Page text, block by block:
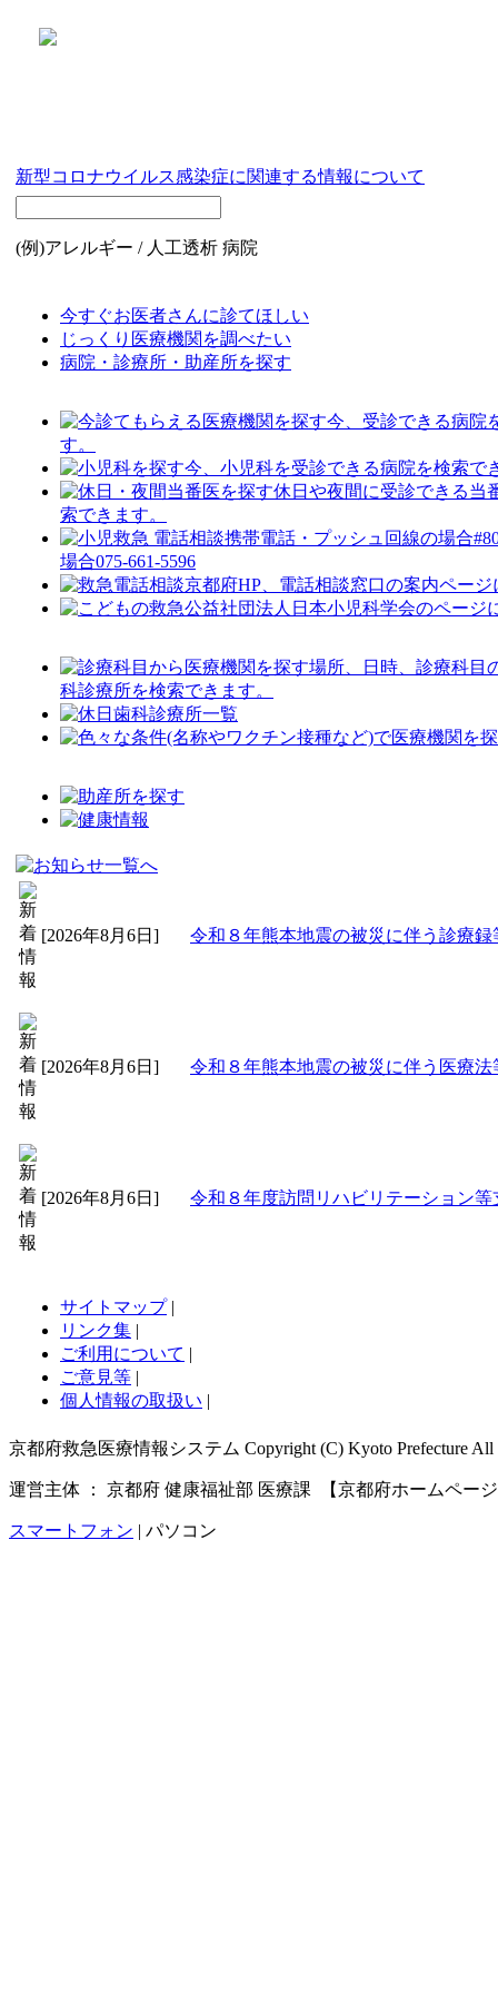
新型コロナウイルス感染症に関連する情報について
(例)アレルギー / 人工透析 病院
今すぐお医者さんに診てほしい
じっくり医療機関を調べたい
病院・診療所・助産所を探す
今、受診できる病院
す。
今、小児科を受診できる病院を検索で
休日や夜間に受診できる当
索できます。
携帯電話・プッシュ回線の場合
場合075-661-5596
京都府HP、電話相談窓口の案内ペー
公益社団法人日本小児科学会のページ
場所、日時、診療科目
科診療所を検索できます。
[2026年8月6日] 令和８年熊本地震の被災に伴う診療
[2026年8月6日] 令和８年熊本地震の被災に伴う医療
[2026年8月6日] 令和８年度訪問リハビリテーション
サイトマップ|
リンク集 |
ご利用について |
ご意見等 |
個人情報の取扱い |
京都府救急医療情報システム Copyright (C) Kyoto Prefecture All
運営主体 ： 京都府 健康福祉部 医療課 【京都府ホームペー
スマートフォン | パソコン